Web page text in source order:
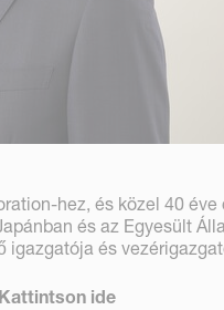
hez, és közel 40 éve
és az Egyesült
igazgatója és
Kattintson ide